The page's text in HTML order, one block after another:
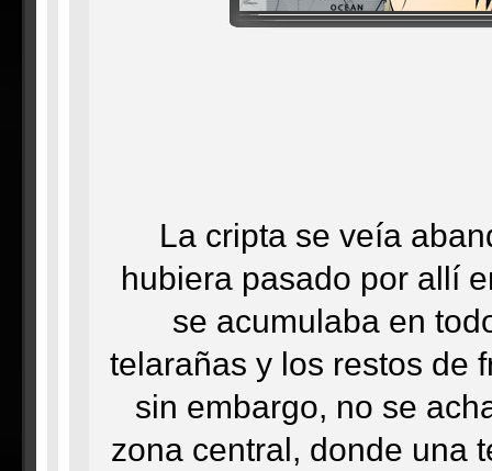
La cripta se veía
hubiera pasado por allí
se acumulaba en
telarañas y los restos de
sin embargo, no se
zona central, donde una